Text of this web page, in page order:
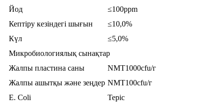
Йод
≤100ppm
Кептіру кезіндегі шығын
≤10,0%
Күл
≤5,0%
Микробиологиялық сынақтар
Жалпы пластина саны
NMT1000cfu/г
Жалпы ашытқы және зеңдер NMT100cfu/г
E. Coli
Теріс